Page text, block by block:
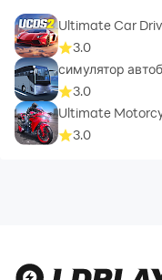
Ultimate Car
3.0
симулятор
3.0
Ultimate
3.0